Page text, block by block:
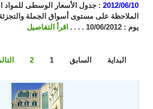
2012/06/10
: جدول الأسعار الوسطى للمواد
الملاحظة على مستوى أسواق الجملة والتجزئة
يوم : 10/06/2012 . . . .
اقرأ التفاصيل
البداية السابق 1
2